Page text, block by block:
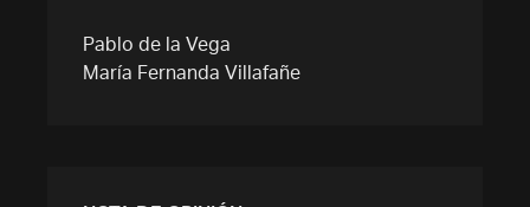
Pablo de la Vega
María Fernanda Villafañe